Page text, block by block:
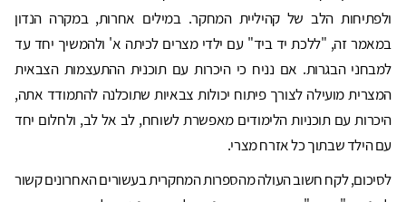
ולפתיחות הלב של קהיליית המחקר. במילים אחרות, במקרה הנדון
במאמר זה, "ללכת יד ביד" עם ילדי מצרים לכיתה א' ולהמשיך יחד עד
למבחני הבגרות. אם נניח כי היכרות עם תוכנית ההתעצמות הצבאית
המצרית מועילה לצורך פיתוח יכולות צבאיות שתוכלנה להתמודד אתה,
היכרות עם תוכניות הלימודים מאפשרת לשוחח, לב אל לב, ולחלום יחד
עם הילד שבתוך כל אזרח מצרי.
לסיכום, לקח חשוב העולה מהספרות המחקרית בעשורים האחרונים קשור